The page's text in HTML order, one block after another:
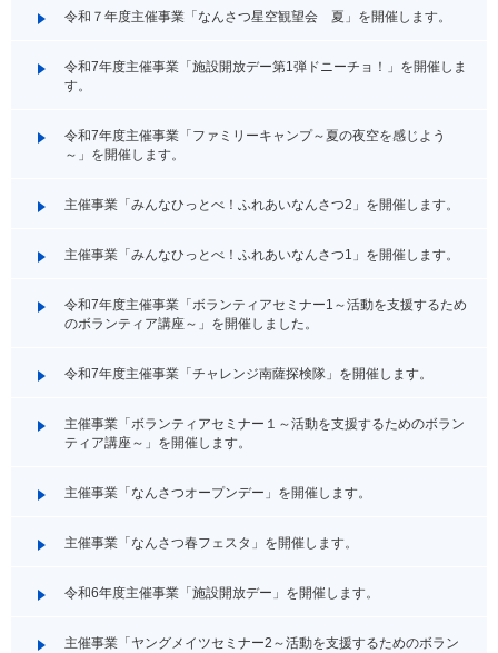
令和７年度主催事業「なんさつ星空観望会 夏」を開催します。
令和7年度主催事業「施設開放デー第1弾ドニーチョ！」を開催しま
す。
令和7年度主催事業「ファミリーキャンプ～夏の夜空を感じよう
～」を開催します。
主催事業「みんなひっとべ！ふれあいなんさつ2」を開催します。
主催事業「みんなひっとべ！ふれあいなんさつ1」を開催します。
令和7年度主催事業「ボランティアセミナー1～活動を支援するため
のボランティア講座～」を開催しました。
令和7年度主催事業「チャレンジ南薩探検隊」を開催します。
主催事業「ボランティアセミナー１～活動を支援するためのボラン
ティア講座～」を開催します。
主催事業「なんさつオープンデー」を開催します。
主催事業「なんさつ春フェスタ」を開催します。
令和6年度主催事業「施設開放デー」を開催します。
主催事業「ヤングメイツセミナー2～活動を支援するためのボラン